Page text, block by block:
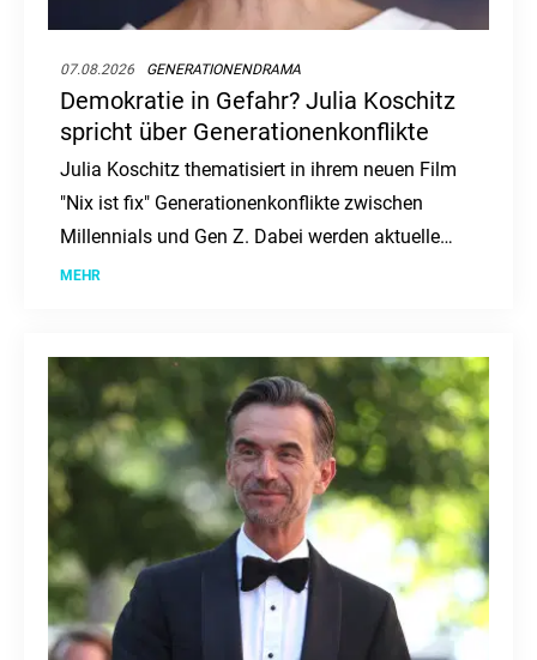
07.08.2026 GENERATIONENDRAMA
Demokratie in Gefahr? Julia Koschitz
spricht über Generationenkonflikte
Julia Koschitz thematisiert in ihrem neuen Film
"Nix ist fix" Generationenkonflikte zwischen
Millennials und Gen Z. Dabei werden aktuelle
gesellschaftliche und politische Themen
MEHR